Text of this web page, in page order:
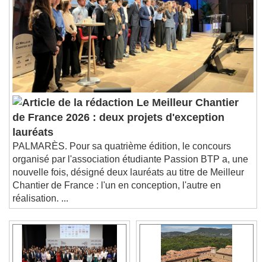
Le Meilleur Chantier
de France 2026 : deux projets d'exception
lauréats
PALMARÈS. Pour sa quatrième édition, le concours
organisé par l'association étudiante Passion BTP a, une
nouvelle fois, désigné deux lauréats au titre de Meilleur
Chantier de France : l'un en conception, l'autre en
réalisation. ...